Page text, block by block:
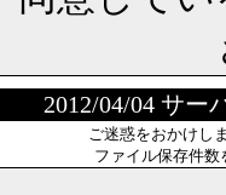
2012/04/04 サー
ご迷惑をおかけし
ファイル保存件